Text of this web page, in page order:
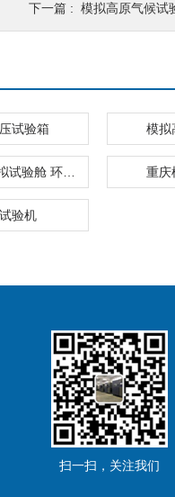
下一篇 : 模拟高原气候试
试验箱 模拟
重庆
验机
扫一扫，关注我们